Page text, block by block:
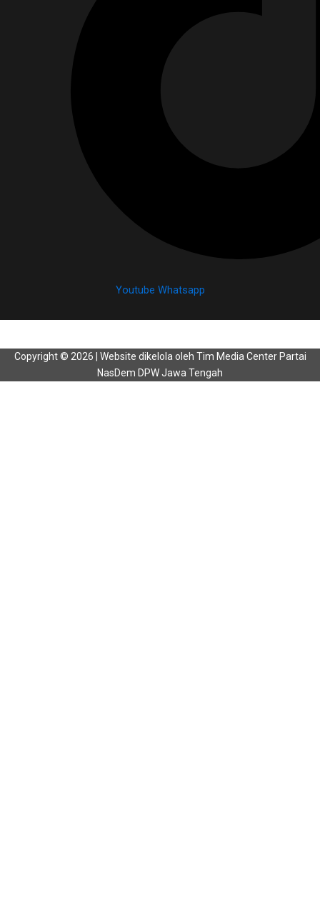
Youtube Whatsapp
Copyright © 2026 | Website dikelola oleh Tim Media Center Partai
NasDem DPW Jawa Tengah